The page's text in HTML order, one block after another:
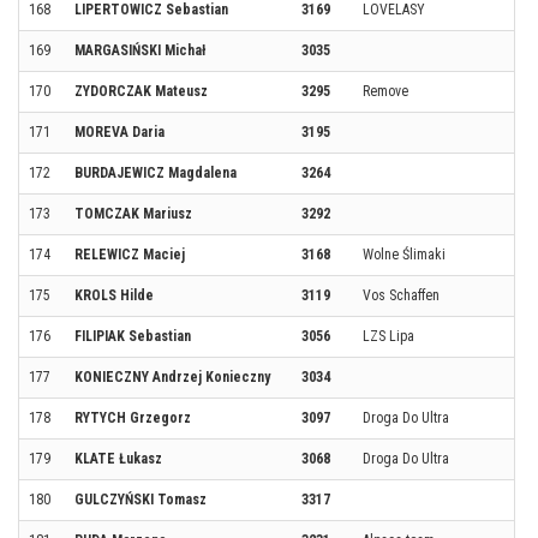
168 LIPERTOWICZ Sebastian 3169 LOVELASY
169 MARGASIŃSKI Michał 3035
170 ZYDORCZAK Mateusz 3295 Remove
171 MOREVA Daria 3195
172 BURDAJEWICZ Magdalena 3264
173 TOMCZAK Mariusz 3292
174 RELEWICZ Maciej 3168 Wolne Ślimaki
175 KROLS Hilde 3119 Vos Schaffen
176 FILIPIAK Sebastian 3056 LZS Lipa
177 KONIECZNY Andrzej Konieczny 3034
178 RYTYCH Grzegorz 3097 Droga Do Ultra
179 KLATE Łukasz 3068 Droga Do Ultra
180 GULCZYŃSKI Tomasz 3317